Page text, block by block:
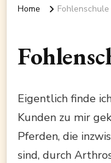
Home Fohlenschule
Eigentlich finde
Kunden zu mir
Pferden, die
sind, durch